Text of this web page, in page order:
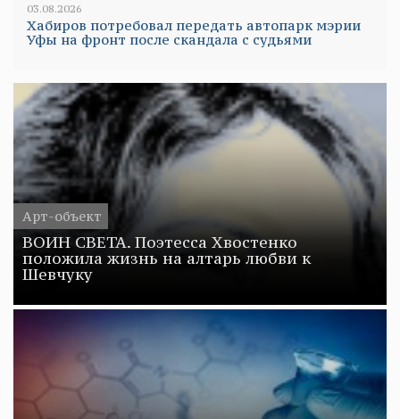
03.08.2026
Хабиров потребовал передать автопарк мэрии
Уфы на фронт после скандала с судьями
Арт-объект
ВОИН СВЕТА. Поэтесса Хвостенко
положила жизнь на алтарь любви к
Шевчуку